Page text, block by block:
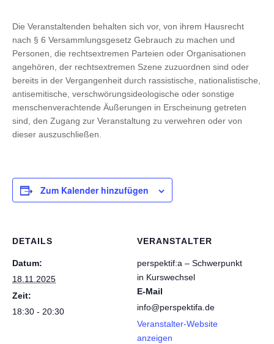
Die Veranstaltenden behalten sich vor, von ihrem Hausrecht
nach § 6 Versammlungsgesetz Gebrauch zu machen und
Personen, die rechtsextremen Parteien oder Organisationen
angehören, der rechtsextremen Szene zuzuordnen sind oder
bereits in der Vergangenheit durch rassistische, nationalistische,
antisemitische, verschwörungsideologische oder sonstige
menschenverachtende Äußerungen in Erscheinung getreten
sind, den Zugang zur Veranstaltung zu verwehren oder von
dieser auszuschließen.
Zum Kalender hinzufügen
DETAILS
Datum:
18.11.2025
Zeit:
18:30 - 20:30
VERANSTALTER
perspektif:a – Schwerpunkt
in Kurswechsel
E-Mail
info@perspektifa.de
Veranstalter-Website
anzeigen